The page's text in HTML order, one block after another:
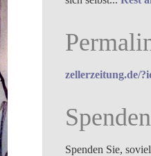
zellerzeitung.de/
Spenden
Spenden Sie,